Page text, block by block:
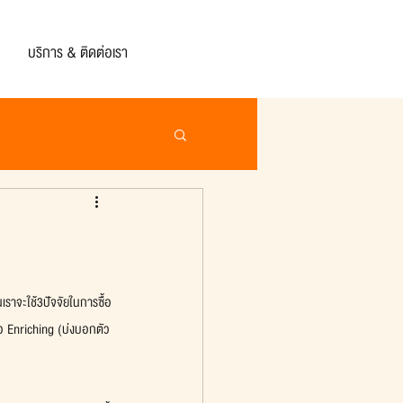
บริการ & ติดต่อเรา
าจะใช้3ปัจจัยในการซื้อ
Enriching (บ่งบอกตัว